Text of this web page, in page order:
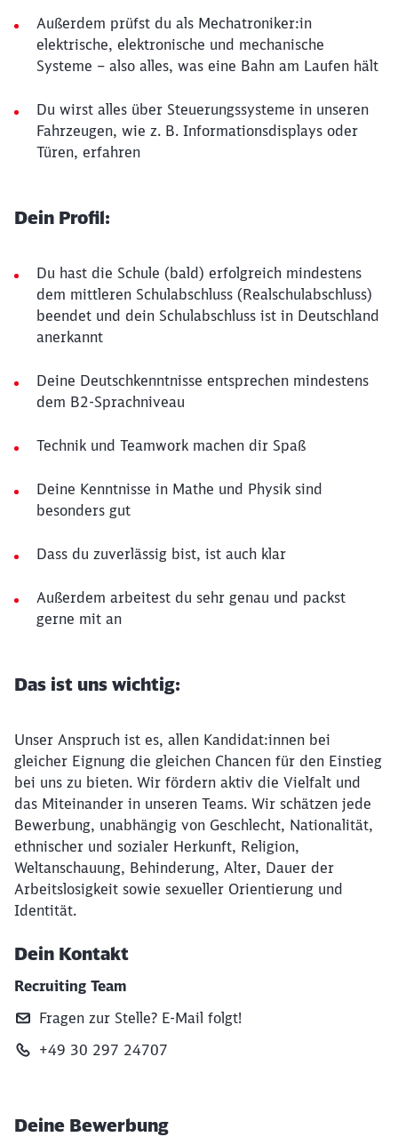
Außerdem prüfst du als Mechatroniker:in
elektrische, elektronische und mechanische
Systeme – also alles, was eine Bahn am Laufen hält
Du wirst alles über Steuerungssysteme in unseren
Fahrzeugen, wie z. B. Informationsdisplays oder
Türen, erfahren
Dein Profil:
Du hast die Schule (bald) erfolgreich mindestens
dem mittleren Schulabschluss (Realschulabschluss)
beendet und dein Schulabschluss ist in Deutschland
anerkannt
Deine Deutschkenntnisse entsprechen mindestens
dem B2-Sprachniveau
Technik und Teamwork machen dir Spaß
Deine Kenntnisse in Mathe und Physik sind
besonders gut
Dass du zuverlässig bist, ist auch klar
Außerdem arbeitest du sehr genau und packst
gerne mit an
Das ist uns wichtig:
Unser Anspruch ist es, allen Kandidat:innen bei
gleicher Eignung die gleichen Chancen für den Einstieg
bei uns zu bieten. Wir fördern aktiv die Vielfalt und
das Miteinander in unseren Teams. Wir schätzen jede
Bewerbung, unabhängig von Geschlecht, Nationalität,
ethnischer und sozialer Herkunft, Religion,
Weltanschauung, Behinderung, Alter, Dauer der
Arbeitslosigkeit sowie sexueller Orientierung und
Identität.
Dein Kontakt
Recruiting Team
Fragen zur Stelle? E‑Mail folgt!
+49 30 297 24707
Deine Bewerbung